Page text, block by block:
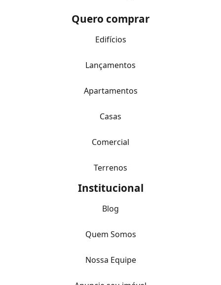
Quero comprar
Edifícios
Lançamentos
Apartamentos
Casas
Comercial
Terrenos
Institucional
Blog
Quem Somos
Nossa Equipe